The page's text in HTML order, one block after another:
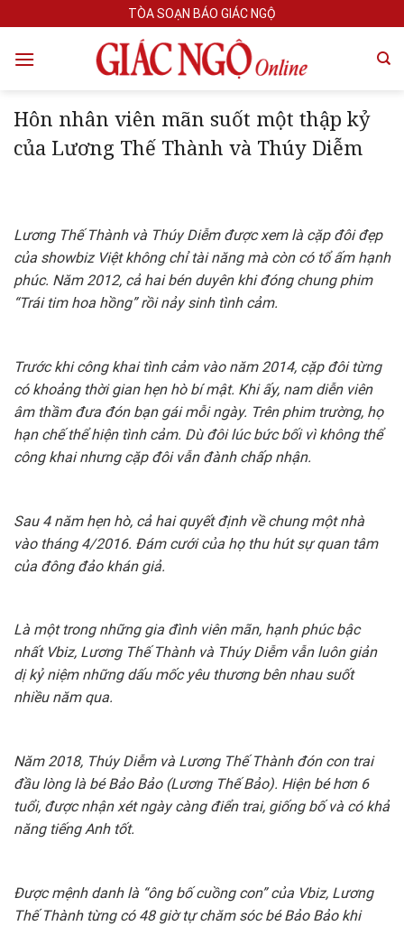
to
content
TÒA SOẠN BÁO GIÁC NGỘ
Hôn nhân viên mãn suốt một thập kỷ
của Lương Thế Thành và Thúy Diễm
Lương Thế Thành và Thúy Diễm được xem là cặp đôi đẹp
của showbiz Việt không chỉ tài năng mà còn có tổ ấm hạnh
phúc. Năm 2012, cả hai bén duyên khi đóng chung phim
“Trái tim hoa hồng” rồi nảy sinh tình cảm.
Trước khi công khai tình cảm vào năm 2014, cặp đôi từng
có khoảng thời gian hẹn hò bí mật. Khi ấy, nam diễn viên
âm thầm đưa đón bạn gái mỗi ngày. Trên phim trường, họ
hạn chế thể hiện tình cảm. Dù đôi lúc bức bối vì không thể
công khai nhưng cặp đôi vẫn đành chấp nhận.
Sau 4 năm hẹn hò, cả hai quyết định về chung một nhà
vào tháng 4/2016. Đám cưới của họ thu hút sự quan tâm
của đông đảo khán giả.
Là một trong những gia đình viên mãn, hạnh phúc bậc
nhất Vbiz, Lương Thế Thành và Thúy Diễm vẫn luôn giản
dị kỷ niệm những dấu mốc yêu thương bên nhau suốt
nhiều năm qua.
Năm 2018, Thúy Diễm và Lương Thế Thành đón con trai
đầu lòng là bé Bảo Bảo (Lương Thế Bảo). Hiện bé hơn 6
tuổi, được nhận xét ngày càng điển trai, giống bố và có khả
năng tiếng Anh tốt.
Được mệnh danh là “ông bố cuồng con” của Vbiz, Lương
Thế Thành từng có 48 giờ tự chăm sóc bé Bảo Bảo khi